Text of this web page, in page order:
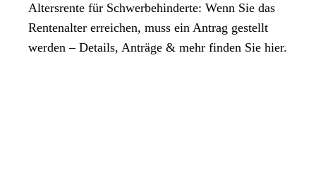
Altersrente für Schwerbehinderte: Wenn Sie das
Rentenalter erreichen, muss ein Antrag gestellt
werden – Details, Anträge & mehr finden Sie hier.